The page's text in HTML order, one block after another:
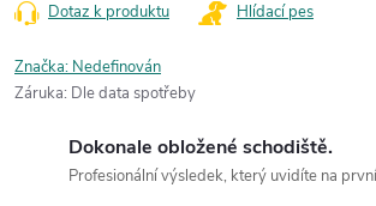
Dotaz k produktu Hlídací pes
Značka: Nedefinován
Záruka: Dle data spotřeby
Dokonale obložené schodiště.
Profesionální výsledek, který uvidíte na